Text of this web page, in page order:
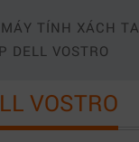
MÁY TÍNH XÁCH
DELL VOSTRO
VOSTRO